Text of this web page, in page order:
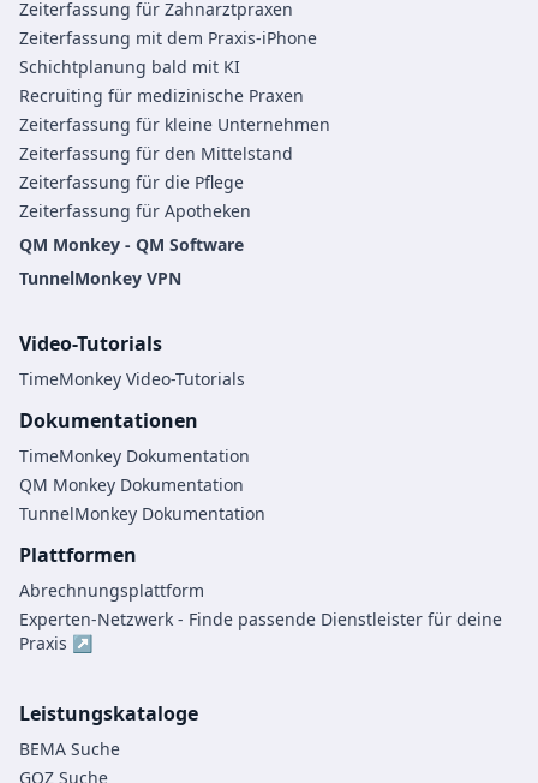
Zeiterfassung für Zahnarztpraxen
Zeiterfassung mit dem Praxis-iPhone
Schichtplanung bald mit KI
Recruiting für medizinische Praxen
Zeiterfassung für kleine Unternehmen
Zeiterfassung für den Mittelstand
Zeiterfassung für die Pflege
Zeiterfassung für Apotheken
QM Monkey - QM Software
TunnelMonkey VPN
Video-Tutorials
TimeMonkey Video-Tutorials
Dokumentationen
TimeMonkey Dokumentation
QM Monkey Dokumentation
TunnelMonkey Dokumentation
Plattformen
Abrechnungsplattform
Experten-Netzwerk - Finde passende Dienstleister für deine
Praxis ↗
Leistungskataloge
BEMA Suche
GOZ Suche